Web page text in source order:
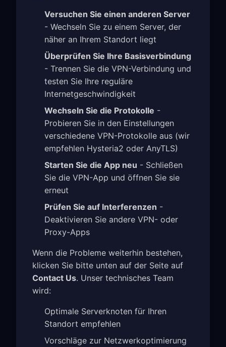
Versuchen Sie einen anderen Server
- Wechseln Sie zu einem Server, der
näher an Ihrem Standort liegt
Überprüfen Sie Ihre Basisverbindung
- Trennen Sie die VPN-Verbindung und
testen Sie Ihre reguläre
Internetgeschwindigkeit
Wechseln Sie die Protokolle -
Probieren Sie in den Einstellungen
verschiedene VPN-Protokolle aus (wir
empfehlen Hysteria2 oder AnyTLS)
Starten Sie die App neu - Schließen
Sie die VPN-App und öffnen Sie sie
erneut
Prüfen Sie auf Interferenzen -
Deaktivieren Sie andere VPN- oder
Proxy-Apps
Wenn die Probleme weiterhin bestehen,
klicken Sie bitte unten auf der Seite auf
Contact Us. Unser technisches Team
wird:
Optimale Serverknoten für Ihren
Standort empfehlen
Vorschläge zur Netzwerkoptimierung